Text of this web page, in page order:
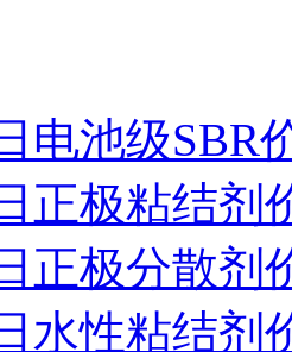
电池级SBR
正极粘结剂
正极分散剂
水性粘结剂